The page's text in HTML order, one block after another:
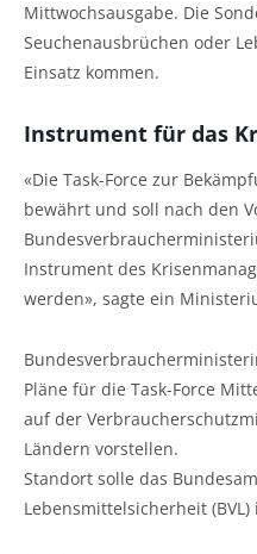
Mittwochsausgabe. Die
Seuchenausbrüchen oder
Einsatz kommen.
Instrument für das
«Die Task-Force zur
bewährt und soll nach den
Instrument des
werden», sagte ein
Pläne für die Task-Force
auf der
Ländern vorstellen.
Standort solle das
Lebensmittelsicherheit